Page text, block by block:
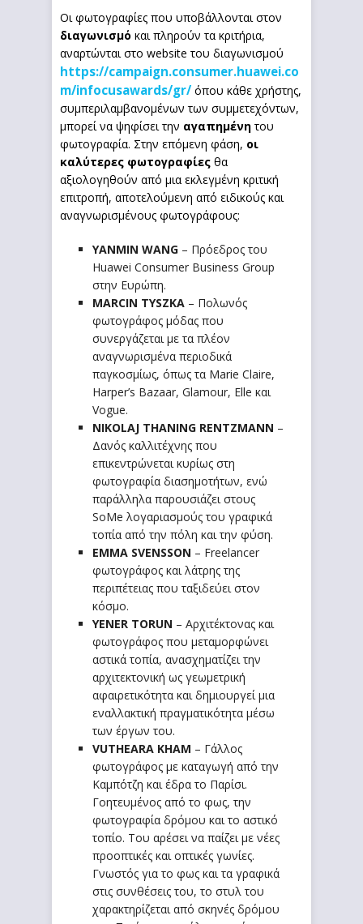
Οι φωτογραφίες που υποβάλλονται στον
διαγωνισμό και πληρούν τα κριτήρια,
αναρτώνται στο website του διαγωνισμού
https://campaign.consumer.huawei.co
m/infocusawards/gr/ όπου κάθε χρήστης,
συμπεριλαμβανομένων των συμμετεχόντων,
μπορεί να ψηφίσει την αγαπημένητου
φωτογραφία. Στην επόμενη φάση, οι
καλύτερες φωτογραφίες θα
αξιολογηθούν από μια εκλεγμένη κριτική
επιτροπή, αποτελούμενη από ειδικούς και
αναγνωρισμένους φωτογράφους:
YANMIN WANG – Πρόεδρος του
Huawei Consumer Business Group
στην Ευρώπη.
MARCIN TYSZKA – Πολωνός
φωτογράφος μόδας που
συνεργάζεται με τα πλέον
αναγνωρισμένα περιοδικά
παγκοσμίως, όπως τα Marie Claire,
Harper’s Bazaar, Glamour, Elle και
Vogue.
NIKOLAJ THANING RENTZMANN –
Δανός καλλιτέχνης που
επικεντρώνεται κυρίως στη
φωτογραφία διασημοτήτων, ενώ
παράλληλα παρουσιάζει στους
SoMe λογαριασμούς του γραφικά
τοπία από την πόλη και την φύση.
EMMA SVENSSON – Freelancer
φωτογράφος και λάτρης της
περιπέτειας που ταξιδεύει στον
κόσμο.
YENER TORUN – Αρχιτέκτονας και
φωτογράφος που μεταμορφώνει
αστικά τοπία, ανασχηματίζει την
αρχιτεκτονική ως γεωμετρική
αφαιρετικότητα και δημιουργεί μια
εναλλακτική πραγματικότητα μέσω
των έργων του.
VUTHEARA KHAM – Γάλλος
φωτογράφος με καταγωγή από την
Καμπότζη και έδρα το Παρίσι.
Γοητευμένος από το φως, την
φωτογραφία δρόμου και το αστικό
τοπίο. Του αρέσει να παίζει με νέες
προοπτικές και οπτικές γωνίες.
Γνωστός για το φως και τα γραφικά
στις συνθέσεις του, το στυλ του
χαρακτηρίζεται από σκηνές δρόμου